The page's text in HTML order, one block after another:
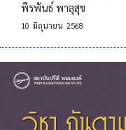
พีรพันธ์ พาลุสุข
10 มิถุนายน 2568